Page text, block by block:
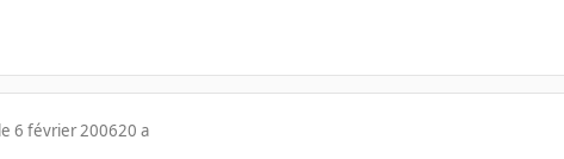
le 6 février 200620 a